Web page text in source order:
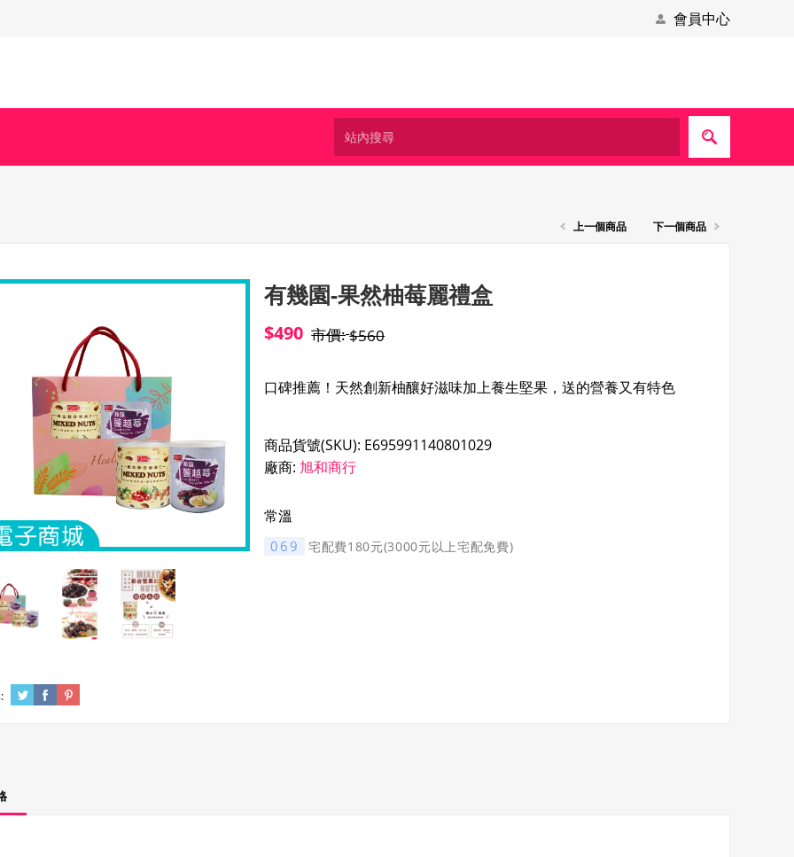
會員中心
上一個商品 下一個商品
有幾園-果然柚莓麗禮盒
$490 市價:$560
商品貨號(SKU): E695991140801029
廠商: 旭和商行
常溫
069 宅配費180元(3000元以上宅配免費)